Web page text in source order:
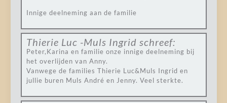
Innige deelneming aan de familie
Thierie Luc -Muls Ingrid schreef:
Peter,Karina en familie onze innige deelneming bij
het overlijden van Anny.
Vanwege de families Thierie Luc&Muls Ingrid en
jullie buren Muls André en Jenny. Veel sterkte.